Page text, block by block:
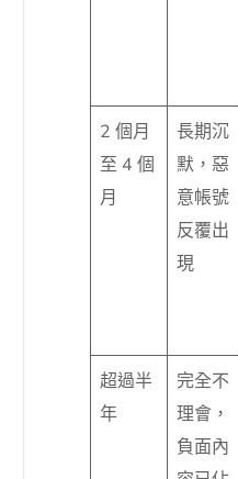
2 個月
至 4 個
月
長期沉
默，惡
意帳號
反覆出
現
超過半
年
完全不
理會，
負面內